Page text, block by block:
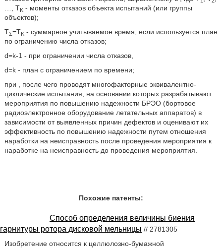
…, TK- моменты отказов объекта испытаний (или группы
объектов);
TΣ=TK- суммарное учитываемое время, если используется план
по ограничению числа отказов;
d=k-1 - при ограничении числа отказов,
d=k - план с ограничением по времени;
при
, после чего проводят многофакторные эквивалентно-
циклические испытания, на основании которых разрабатывают
мероприятия по повышению надежности БРЭО (бортовое
радиоэлектронное оборудование летательных аппаратов) в
зависимости от выявленных причин дефектов и оценивают их
эффективность по повышению надежности путем отношения
наработки на неисправность после проведения мероприятия к
наработке на неисправность до проведения мероприятия.
Похожие патенты:
Способ определения величины биения
гарнитуры ротора дисковой мельницы // 2781305
Изобретение относится к целлюлозно-бумажной